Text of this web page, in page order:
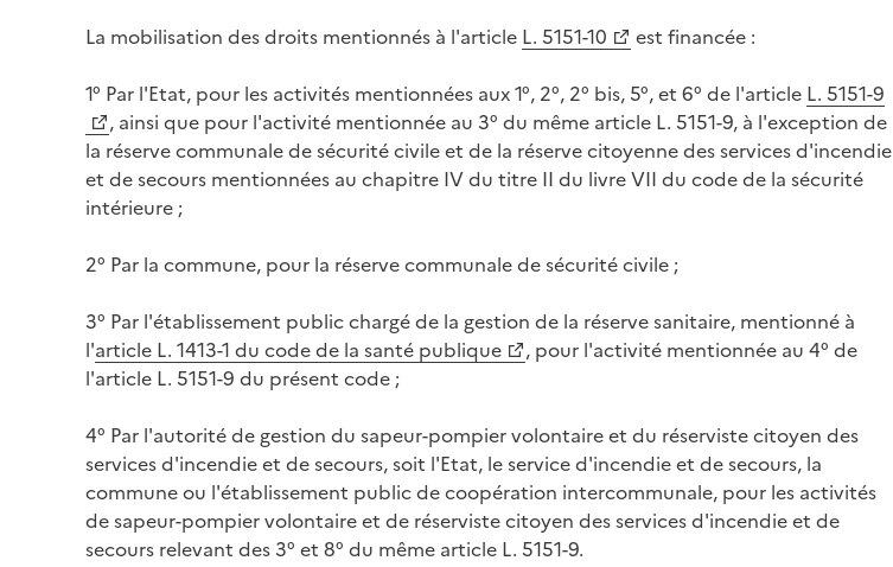
La mobilisation des droits mentionnés à l'article L. 5151-10
est financée :
1° Par l'Etat, pour les activités mentionnées aux 1°, 2°, 2° bis, 5°, et 6° de l'article L. 5151-9
, ainsi que pour l'activité mentionnée au 3° du même article L. 5151-9, à l'exception de
la réserve communale de sécurité civile et de la réserve citoyenne des services d'incendie
et de secours mentionnées au chapitre IV du titre II du livre VII du code de la sécurité
intérieure ;
2° Par la commune, pour la réserve communale de sécurité civile ;
3° Par l'établissement public chargé de la gestion de la réserve sanitaire, mentionné à
l'article L. 1413-1 du code de la santé publique
, pour l'activité mentionnée au 4° de
l'article L. 5151-9 du présent code ;
4° Par l'autorité de gestion du sapeur-pompier volontaire et du réserviste citoyen des
services d'incendie et de secours, soit l'Etat, le service d'incendie et de secours, la
commune ou l'établissement public de coopération intercommunale, pour les activités
de sapeur-pompier volontaire et de réserviste citoyen des services d'incendie et de
secours relevant des 3° et 8° du même article L. 5151-9.